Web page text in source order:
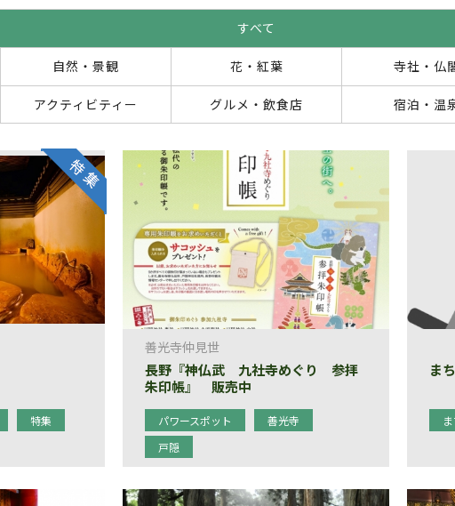
すべて
自然・景観 花・紅葉 寺社・仏
アクティビティー グルメ・飲食店 宿泊・温
特集
善光寺仲見世
長野『神仏武 九社寺めぐり 参拝
朱印帳』 販売中
パワースポット
善光寺
戸隠
ま